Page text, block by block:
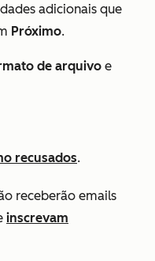
adicionais que
Próximo.
de arquivo e
recusados.
receberão emails
inscrevam